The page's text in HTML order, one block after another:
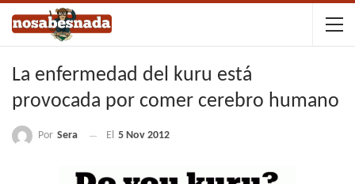
La enfermedad del kuru está
provocada por comer cerebro humano
Por Sera El 5 Nov 2012